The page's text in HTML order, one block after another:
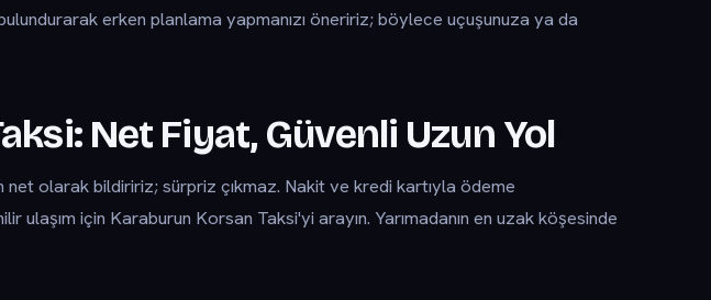
bulundurarak erken planlama yapmanızı öneririz; böylece uçuşunuza ya da
Net Fiyat, Güvenli Uzun Yol
olarak bildiririz; sürpriz çıkmaz. Nakit ve kredi kartıyla ödeme
ulaşım için Karaburun Korsan Taksi'yi arayın. Yarımadanın en uzak köşesinde